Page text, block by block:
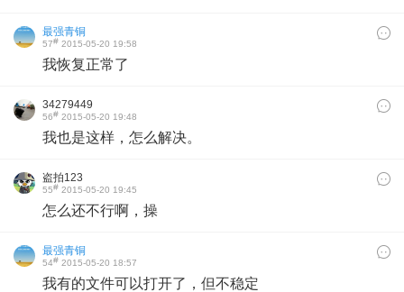
最强青铜
57# 2015-05-20 19:58
我恢复正常了
34279449
56# 2015-05-20 19:48
我也是这样，怎么解决。
盗拍123
55# 2015-05-20 19:45
怎么还不行啊，操
最强青铜
54# 2015-05-20 18:57
我有的文件可以打开了，但不稳定